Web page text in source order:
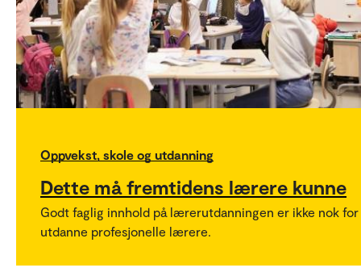
Oppvekst, skole og utdanning
Dette må fremtidens lærere kunne
Godt faglig innhold på lærerutdanningen er ikke nok for
utdanne profesjonelle lærere.